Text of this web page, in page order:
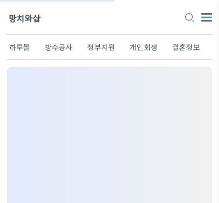
망치와삽
하루몰 방수공사 정부지원 개인회생 결혼정보